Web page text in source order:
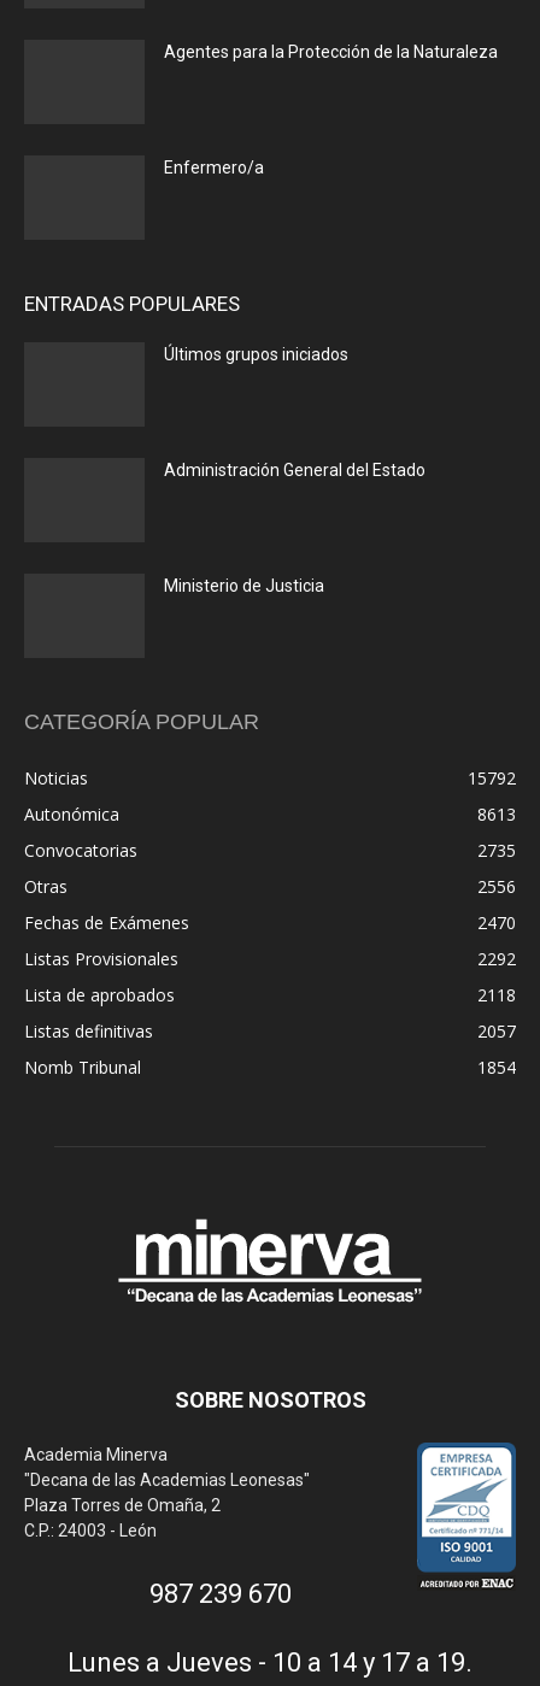
Agentes para la Protección de la Naturaleza
Enfermero/a
ENTRADAS POPULARES
Últimos grupos iniciados
Administración General del Estado
Ministerio de Justicia
CATEGORÍA POPULAR
Noticias
15792
Autonómica
8613
Convocatorias
2735
Otras
2556
Fechas de Exámenes
2470
Listas Provisionales
2292
Lista de aprobados
2118
Listas definitivas
2057
Nomb Tribunal
1854
SOBRE NOSOTROS
Academia Minerva
"Decana de las Academias Leonesas"
Plaza Torres de Omaña, 2
C.P.: 24003 - León
987 239 670
Lunes a Jueves - 10 a 14 y 17 a 19.